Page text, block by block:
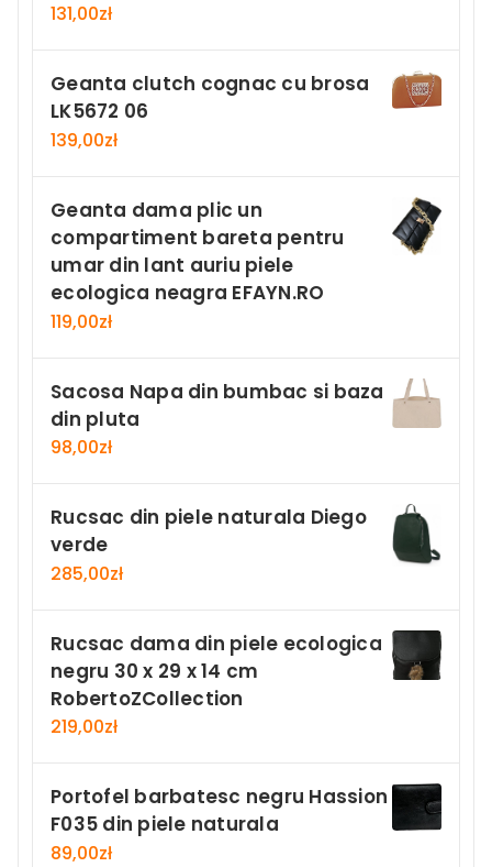
131,00zł
Geanta clutch cognac cu brosa
LK5672 06
139,00zł
Geanta dama plic un
compartiment bareta pentru
umar din lant auriu piele
ecologica neagra EFAYN.RO
119,00zł
Sacosa Napa din bumbac si baza
din pluta
98,00zł
Rucsac din piele naturala Diego
verde
285,00zł
Rucsac dama din piele ecologica
negru 30 x 29 x 14 cm
RobertoZCollection
219,00zł
Portofel barbatesc negru Hassion
F035 din piele naturala
89,00zł